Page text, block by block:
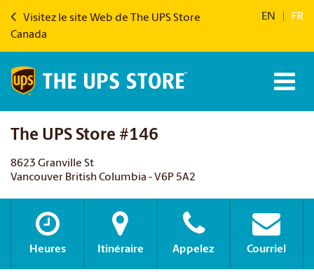
Visitez le site Web de The UPS Store
Canada
EN FR
The UPS Store #146
8623 Granville St
Vancouver British Columbia - V6P 5A2
Heures Itinéraire Appelez Courriel